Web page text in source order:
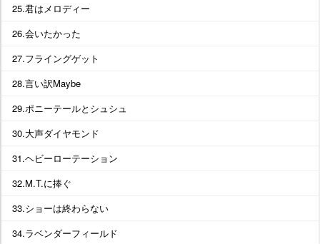
25.君はメロディー
26.会いたかった
27.フライングゲット
28.言い訳Maybe
29.ポニーテールとシュシュ
30.大声ダイヤモンド
31.ヘビーローテーション
32.M.T.に捧ぐ
33.ショーは終わらない
34.ラベンダーフィールド